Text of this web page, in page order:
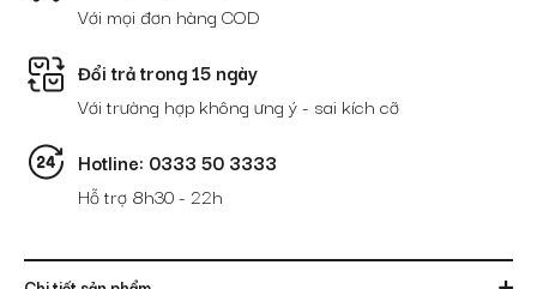
Với mọi đơn hàng COD
Đổi trả trong 15 ngày
Với trường hợp không ưng ý - sai kích cỡ
Hotline: 0333 50 3333
Hỗ trợ 8h30 - 22h